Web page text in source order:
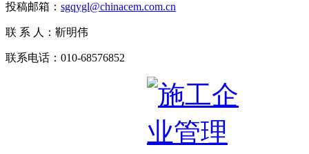
投稿邮箱： sgqygl@chinacem.com.cn
联 系 人：靳明伟
联系电话：010-68576852